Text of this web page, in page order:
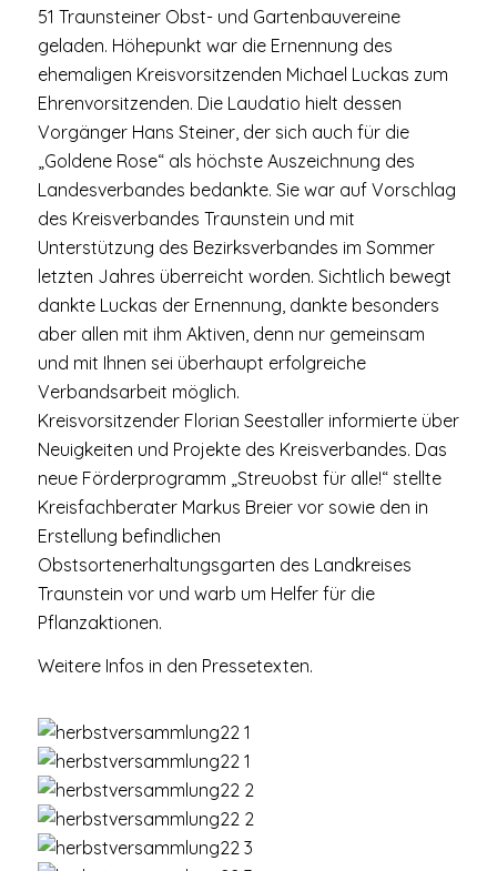
51 Traunsteiner Obst- und Gartenbauvereine
geladen. Höhepunkt war die Ernennung des
ehemaligen Kreisvorsitzenden Michael Luckas zum
Ehrenvorsitzenden. Die Laudatio hielt dessen
Vorgänger Hans Steiner, der sich auch für die
„Goldene Rose“ als höchste Auszeichnung des
Landesverbandes bedankte. Sie war auf Vorschlag
des Kreisverbandes Traunstein und mit
Unterstützung des Bezirksverbandes im Sommer
letzten Jahres überreicht worden. Sichtlich bewegt
dankte Luckas der Ernennung, dankte besonders
aber allen mit ihm Aktiven, denn nur gemeinsam
und mit Ihnen sei überhaupt erfolgreiche
Verbandsarbeit möglich.
Kreisvorsitzender Florian Seestaller informierte über
Neuigkeiten und Projekte des Kreisverbandes. Das
neue Förderprogramm „Streuobst für alle!“ stellte
Kreisfachberater Markus Breier vor sowie den in
Erstellung befindlichen
Obstsortenerhaltungsgarten des Landkreises
Traunstein vor und warb um Helfer für die
Pflanzaktionen.
Weitere Infos in den Pressetexten.